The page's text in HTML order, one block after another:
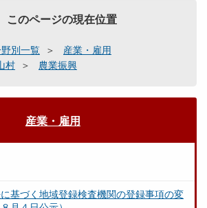
このページの現在位置
別一覧
産業・雇用
村
農業振興
産業・雇用
基づく地域登録検査機関の登録事項の変